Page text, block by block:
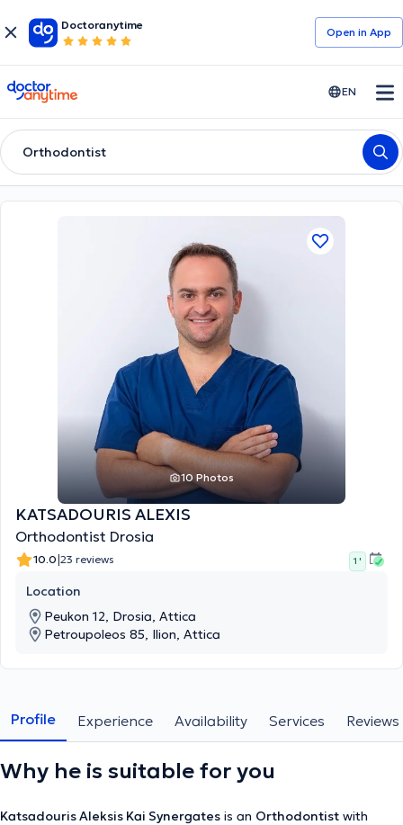
Doctoranytime
Open in Αpp
doctoranytime EN
Orthodontist
10 Photos
KATSADOURIS ALEXIS
Orthodontist Drosia
10.0|23 reviews 1 '
Location
Peukon 12, Drosia, Attica
Petroupoleos 85, Ilion, Attica
Profile Experience Availability Services Reviews
Why he is suitable for you
Katsadouris Aleksis Kai Synergates is an Orthodontist with